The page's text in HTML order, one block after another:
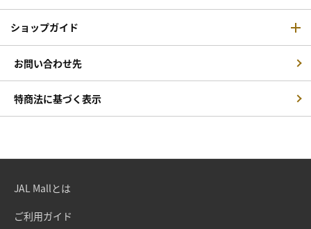
ショップガイド
お問い合わせ先
特商法に基づく表示
JAL Mallとは
ご利用ガイド